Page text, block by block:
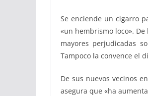
Se enciende un cigarro
«un hembrismo loco».
mayores perjudicadas
Tampoco la convence el
De sus nuevos vecinos
asegura que «ha